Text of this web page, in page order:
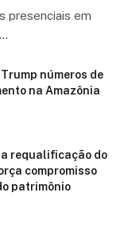
presenciais em
números de
na Amazônia
requalificação do
compromisso
patrimônio